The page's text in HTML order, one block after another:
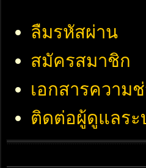
ลืมรหัสผ่าน
สมัครสมาชิก
เอกสารความ
ติดต่อผู้ดูแลระ